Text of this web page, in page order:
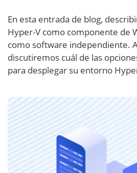
En esta entrada de blog,
Hyper-V como componente de
como software independiente.
discutiremos cuál de las
para desplegar su entorno